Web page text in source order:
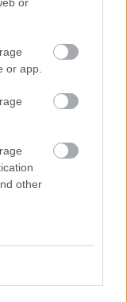
or app.
other
a kognitív